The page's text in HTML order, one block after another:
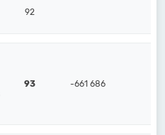
92
93 -661 686